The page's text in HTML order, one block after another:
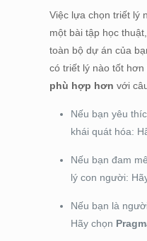
Việc lựa chọn triết lý
một bài tập học
toàn bộ dự án của
có triết lý nào tốt
phù hợp hơn với
Nếu bạn yêu
khái quát hóa:
Nếu bạn đam
lý con người:
Nếu bạn là
Hãy chọn